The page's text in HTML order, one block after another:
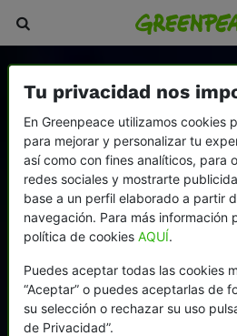
Tu privacidad nos
En Greenpeace utilizamos cookies
para mejorar y personalizar tu
así como con fines analíticos, para
redes sociales y mostrarte
base a un perfil elaborado a partir
navegación. Para más información
política de cookies AQUÍ.
Puedes aceptar todas las cookies
“Aceptar” o puedes aceptarlas de
su selección o rechazar su uso
de Privacidad”.